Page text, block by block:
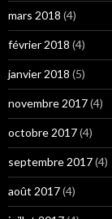
mars 2018 (4)
février 2018 (4)
janvier 2018 (5)
novembre 2017(4)
octobre 2017(4)
septembre 2017(4)
août 2017(4)